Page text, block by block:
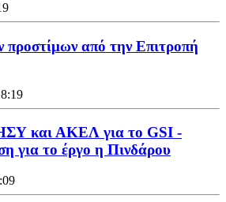
προστίμων από την Επιτροπή
και ΑΚΕΛ για το GSI -
για το έργο η Πινδάρου